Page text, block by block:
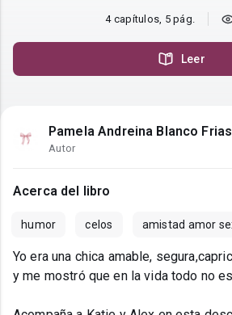
4 capítulos, 5 pág.
Leer
Pamela Andreina Blanco Frias
Autor
Acerca del libro
humor celos amistad amor
Yo era una chica amable,
y me mostró que en la vida todo no